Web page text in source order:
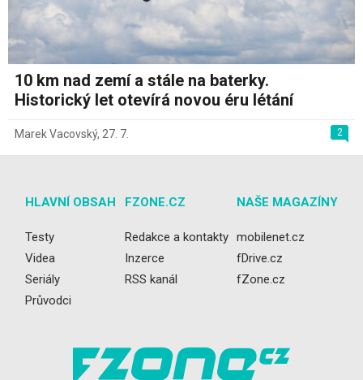
10 km nad zemí a stále na baterky.
Historický let otevírá novou éru létání
2
Marek Vacovský, 27. 7.
HLAVNÍ OBSAH
Testy
Videa
Seriály
Průvodci
FZONE.CZ
Redakce a kontakty
Inzerce
RSS kanál
NAŠE MAGAZÍNY
mobilenet.cz
fDrive.cz
fZone.cz